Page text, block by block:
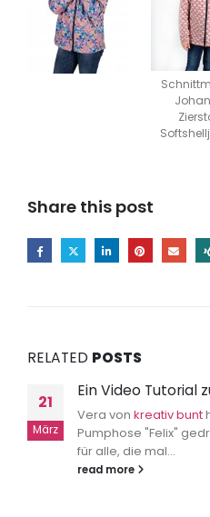
Share this post
RELATED POSTS
21
März
Ein Video Tutorial
Vera von kreativ bunt
Pumphose "Felix"
für alle, die mal...
read more